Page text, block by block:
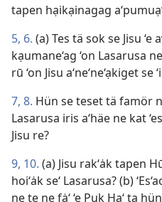
tapen hạikạinagag
5, 6. (a) Tes tä sok se Jisu
kạumane‘ag ‘on Lasarusa
rū ‘on Jisu a‘ne‘ne‘ạkiget se
7, 8. Hün se teset tä famör
Lasarusa iris a‘häe ne kat
Jisu re?
9, 10. (a) Jisu rak‘ȧk tapen
hoi‘ȧk se‘ Lasarusa? (b)
ne te ne fȧ‘ ‘e Puk Ha‘ ta